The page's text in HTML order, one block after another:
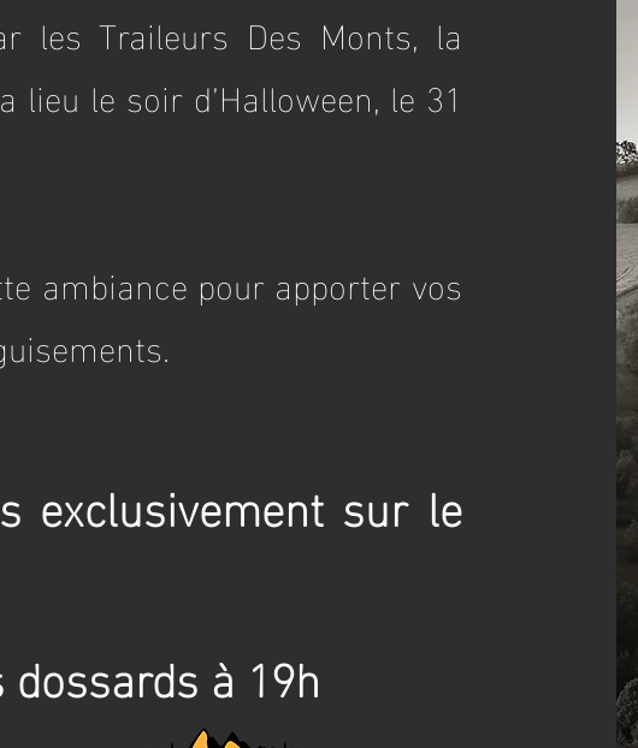
les Traileurs Des Monts, la
lieu le soir d’Halloween, le 31
ambiance pour apporter vos
exclusivement sur le
à 19h